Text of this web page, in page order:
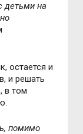
детьми на
остается и
и решать
в том
помимо